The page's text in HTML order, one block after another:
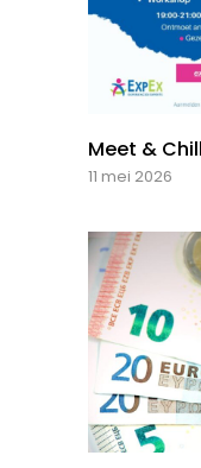
Meet &
11 mei 2026